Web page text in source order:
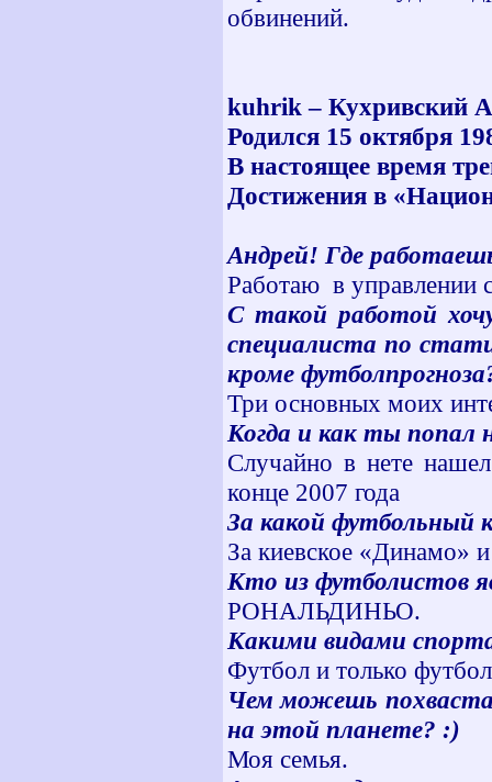
обвинений.
kuhrik – Кухривский
Родился 15 октября
В настоящее время
Достижения в
Андрей! Где
Работаю в управлении
С такой работой
специалиста по
кроме
Три основных моих
Когда и как ты попал
Случайно в нете
конце 2007 года
За какой футбольный
За киевское «Динамо»
Кто из футболистов
РОНАЛЬДИНЬО.
Какими видами
Футбол и только
Чем можешь
на этой планете? :)
Моя семья.